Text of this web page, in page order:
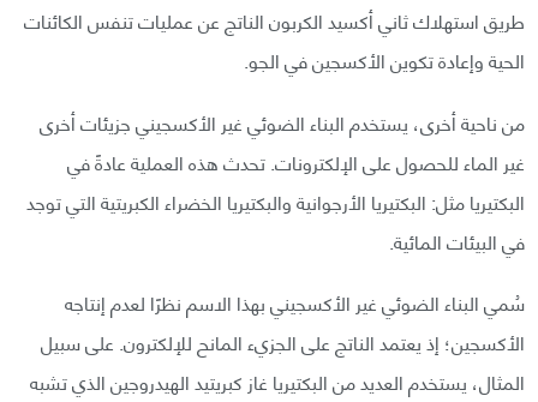
طريق استهلاك ثاني أكسيد الكربون الناتج عن عمليات تنفس الكائنات
الحية وإعادة تكوين الأكسجين في الجو.
من ناحية أخرى، يستخدم البناء الضوئي غير الأكسجيني جزيئات أخرى
غير الماء للحصول على الإلكترونات. تحدث هذه العملية عادةً في
البكتيريا مثل: البكتيريا الأرجوانية والبكتيريا الخضراء الكبريتية التي توجد
في البيئات المائية.
سُمي البناء الضوئي غير الأكسجيني بهذا الاسم نظرًا لعدم إنتاجه
الأكسجين؛ إذ يعتمد الناتج على الجزيء المانح للإلكترون. على سبيل
المثال، يستخدم العديد من البكتيريا غاز كبريتيد الهيدروجين الذي تشبه